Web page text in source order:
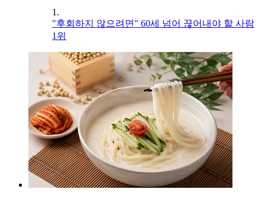
1.
"후회하지 않으려면" 60세 넘어 끊어내야 할 사람
1위